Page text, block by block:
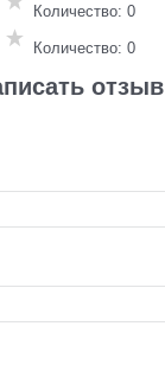
Количество: 0
Количество: 0
отзыв